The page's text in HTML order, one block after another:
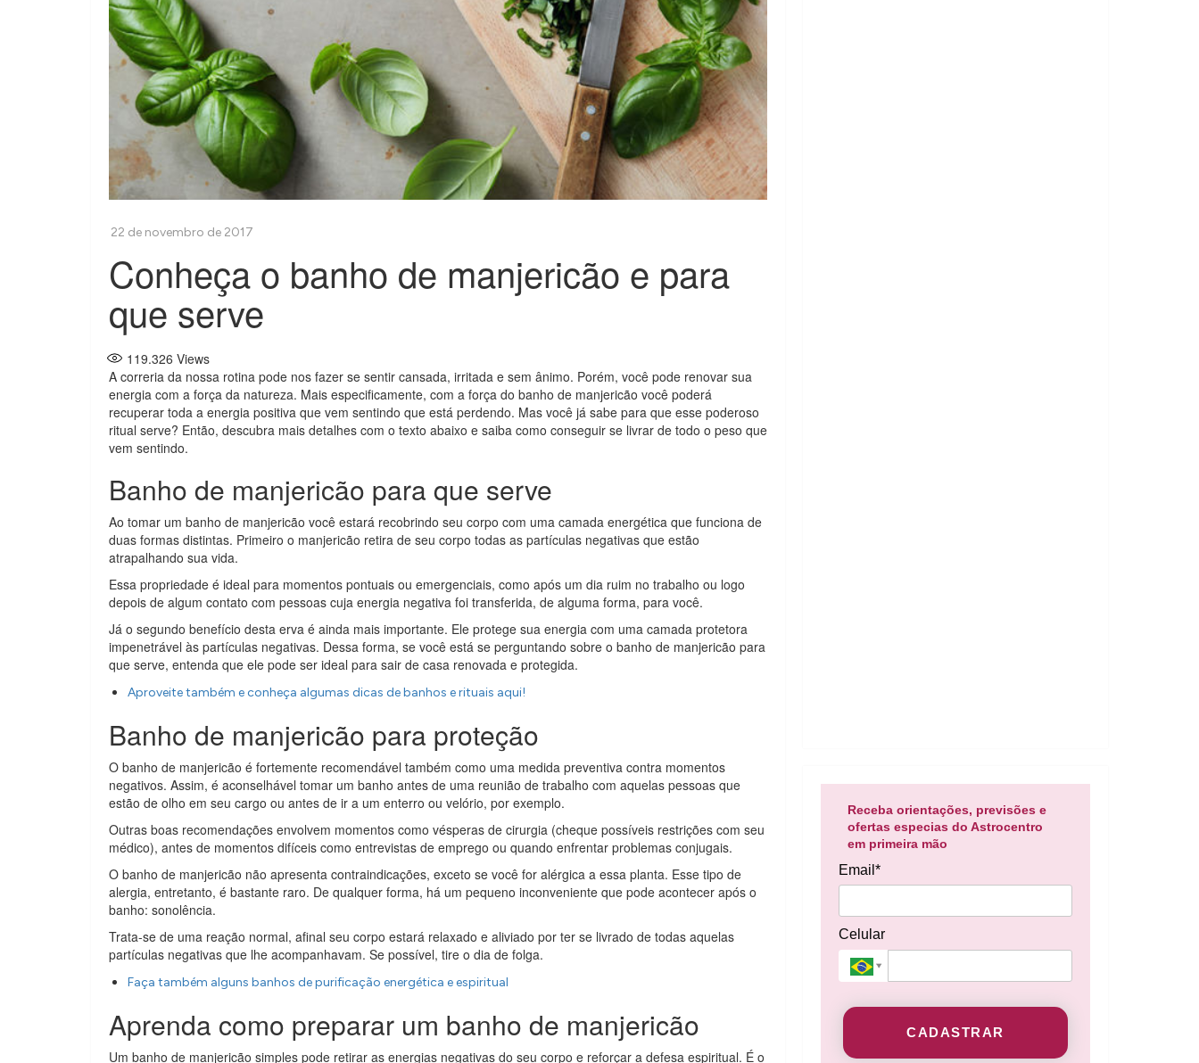
Conheça o banho de manjericão e para
que serve
119.326 Views
A correria da nossa rotina pode nos fazer se sentir cansada, irritada e sem ânimo. Porém, você pode renovar sua
energia com a força da natureza. Mais especificamente, com a força do banho de manjericão você poderá
recuperar toda a energia positiva que vem sentindo que está perdendo. Mas você já sabe para que esse poderoso
ritual serve? Então, descubra mais detalhes com o texto abaixo e saiba como conseguir se livrar de todo o peso que
vem sentindo.
Banho de manjericão para que serve
Ao tomar um banho de manjericão você estará recobrindo seu corpo com uma camada energética que funciona de
duas formas distintas. Primeiro o manjericão retira de seu corpo todas as partículas negativas que estão
atrapalhando sua vida.
Essa propriedade é ideal para momentos pontuais ou emergenciais, como após um dia ruim no trabalho ou logo
depois de algum contato com pessoas cuja energia negativa foi transferida, de alguma forma, para você.
Já o segundo benefício desta erva é ainda mais importante. Ele protege sua energia com uma camada protetora
impenetrável às partículas negativas. Dessa forma, se você está se perguntando sobre o banho de manjericão para
que serve, entenda que ele pode ser ideal para sair de casa renovada e protegida.
Aproveite também e conheça algumas dicas de banhos e rituais aqui!
Banho de manjericão para proteção
O banho de manjericão é fortemente recomendável também como uma medida preventiva contra momentos
negativos. Assim, é aconselhável tomar um banho antes de uma reunião de trabalho com aquelas pessoas que
estão de olho em seu cargo ou antes de ir a um enterro ou velório, por exemplo.
Outras boas recomendações envolvem momentos como vésperas de cirurgia (cheque possíveis restrições com seu
médico), antes de momentos difíceis como entrevistas de emprego ou quando enfrentar problemas conjugais.
O banho de manjericão não apresenta contraindicações, exceto se você for alérgica a essa planta. Esse tipo de
alergia, entretanto, é bastante raro. De qualquer forma, há um pequeno inconveniente que pode acontecer após o
banho: sonolência.
Trata-se de uma reação normal, afinal seu corpo estará relaxado e aliviado por ter se livrado de todas aquelas
partículas negativas que lhe acompanhavam. Se possível, tire o dia de folga.
Faça também alguns banhos de purificação energética e espiritual
Aprenda como preparar um banho de manjericão
Um banho de manjericão simples pode retirar as energias negativas do seu corpo e reforçar a defesa espiritual. É o
Receba orientações, previsões e
ofertas especias do Astrocentro
em primeira mão
Email*
Celular
CADASTRAR